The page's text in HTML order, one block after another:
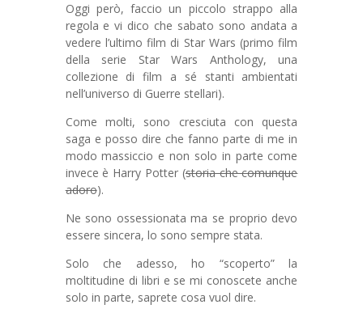
Oggi però, faccio un piccolo strappo alla
regola e vi dico che sabato sono andata a
vedere l’ultimo film di Star Wars (primo film
della serie Star Wars Anthology, una
collezione di film a sé stanti ambientati
nell’universo di Guerre stellari).
Come molti, sono cresciuta con questa
saga e posso dire che fanno parte di me in
modo massiccio e non solo in parte come
invece è Harry Potter (storia che comunque
adoro).
Ne sono ossessionata ma se proprio devo
essere sincera, lo sono sempre stata.
Solo che adesso, ho “scoperto” la
moltitudine di libri e se mi conoscete anche
solo in parte, saprete cosa vuol dire.